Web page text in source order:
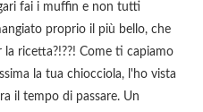
fai i muffin e non tutti
proprio il più bello, che
ricetta?!??! Come ti capiamo
la tua chiocciola, l'ho vista
il tempo di passare. Un